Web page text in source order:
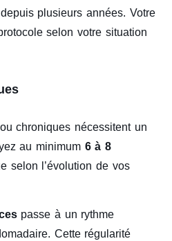
plusieurs années. Votre
selon votre situation
chroniques nécessitent un
au minimum 6 à 8
selon l’évolution de vos
passe à un rythme
Cette régularité